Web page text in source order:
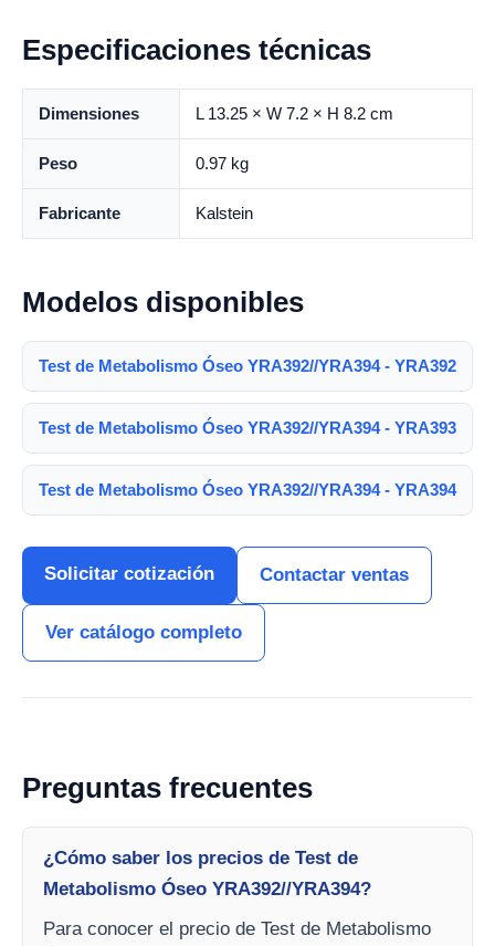
Especificaciones técnicas
Dimensiones L 13.25 × W 7.2 × H 8.2 cm
Peso 0.97 kg
Fabricante Kalstein
Modelos disponibles
Test de Metabolismo Óseo YRA392//YRA394 - YRA392
Test de Metabolismo Óseo YRA392//YRA394 - YRA393
Test de Metabolismo Óseo YRA392//YRA394 - YRA394
Solicitar cotización Contactar ventas
Ver catálogo completo
Preguntas frecuentes
¿Cómo saber los precios de Test de
Metabolismo Óseo YRA392//YRA394?
Para conocer el precio de Test de Metabolismo